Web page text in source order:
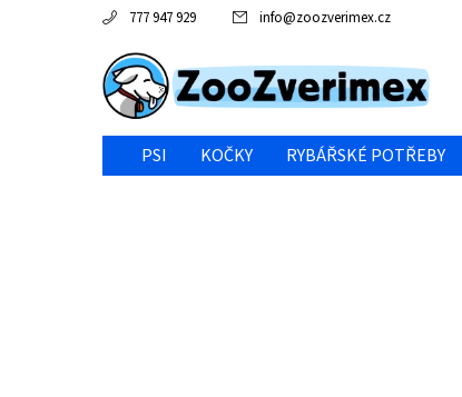
777 947 929 info@zoozverimex.cz
PSI KOČKY RYBÁŘSKÉ POTŘEBY